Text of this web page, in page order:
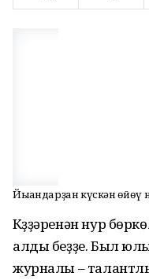
Йыһандарҙан күскән һөйөү
Күҙҙәренән нур
алды беҙҙе. Был
журналы –